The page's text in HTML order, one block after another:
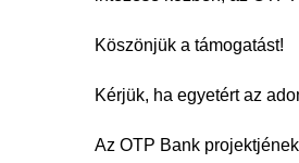
Köszönjük a támogatást!
Kérjük, ha egyetért az
Az OTP Bank